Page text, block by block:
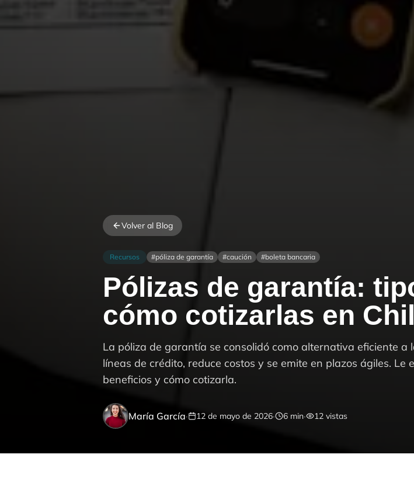
Volver al Blog
Recursos #póliza de garantía #caución #boleta bancaria
Pólizas de garantía:
cómo cotizarlas en
La póliza de garantía se consolidó como alternativa eficiente a
líneas de crédito, reduce costos y se emite en plazos ágiles. Le
beneficios y cómo cotizarla.
María García· 12 de mayo de 2026· 6 min· 12 vistas